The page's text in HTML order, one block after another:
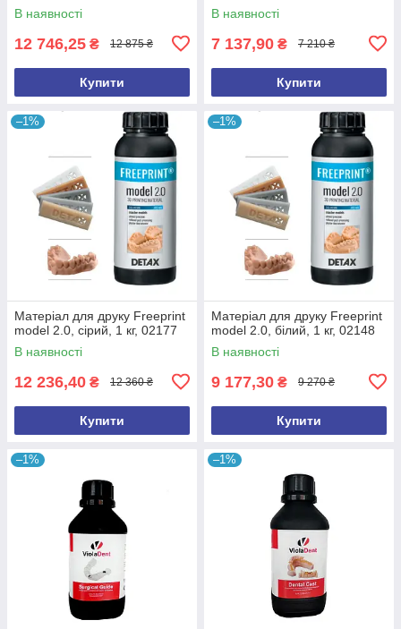
В наявності
12 746,25 ₴ 12 875 ₴
Купити
В наявності
7 137,90 ₴ 7 210 ₴
Купити
–1%
Матеріал для друку Freeprint
model 2.0, сірий, 1 кг, 02177
В наявності
12 236,40 ₴ 12 360 ₴
Купити
–1%
Матеріал для друку Freeprint
model 2.0, білий, 1 кг, 02148
В наявності
9 177,30 ₴ 9 270 ₴
Купити
–1% –1%